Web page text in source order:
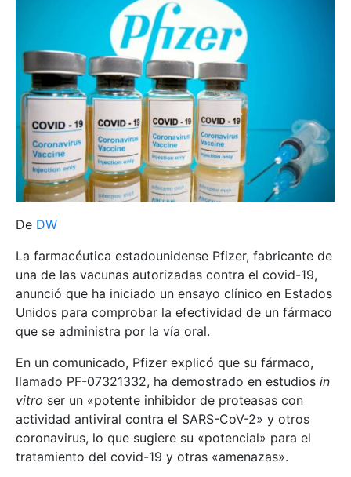
De DW
La farmacéutica estadounidense Pfizer, fabricante de
una de las vacunas autorizadas contra el covid-19,
anunció que ha iniciado un ensayo clínico en Estados
Unidos para comprobar la efectividad de un fármaco
que se administra por la vía oral.
En un comunicado, Pfizer explicó que su fármaco,
llamado PF-07321332, ha demostrado en estudios in
vitro ser un «potente inhibidor de proteasas con
actividad antiviral contra el SARS-CoV-2» y otros
coronavirus, lo que sugiere su «potencial» para el
tratamiento del covid-19 y otras «amenazas».